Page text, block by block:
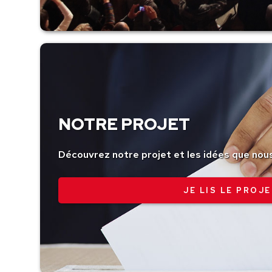
NOTRE PROJET
Découvrez notre projet et les idées que
JE LIS LE